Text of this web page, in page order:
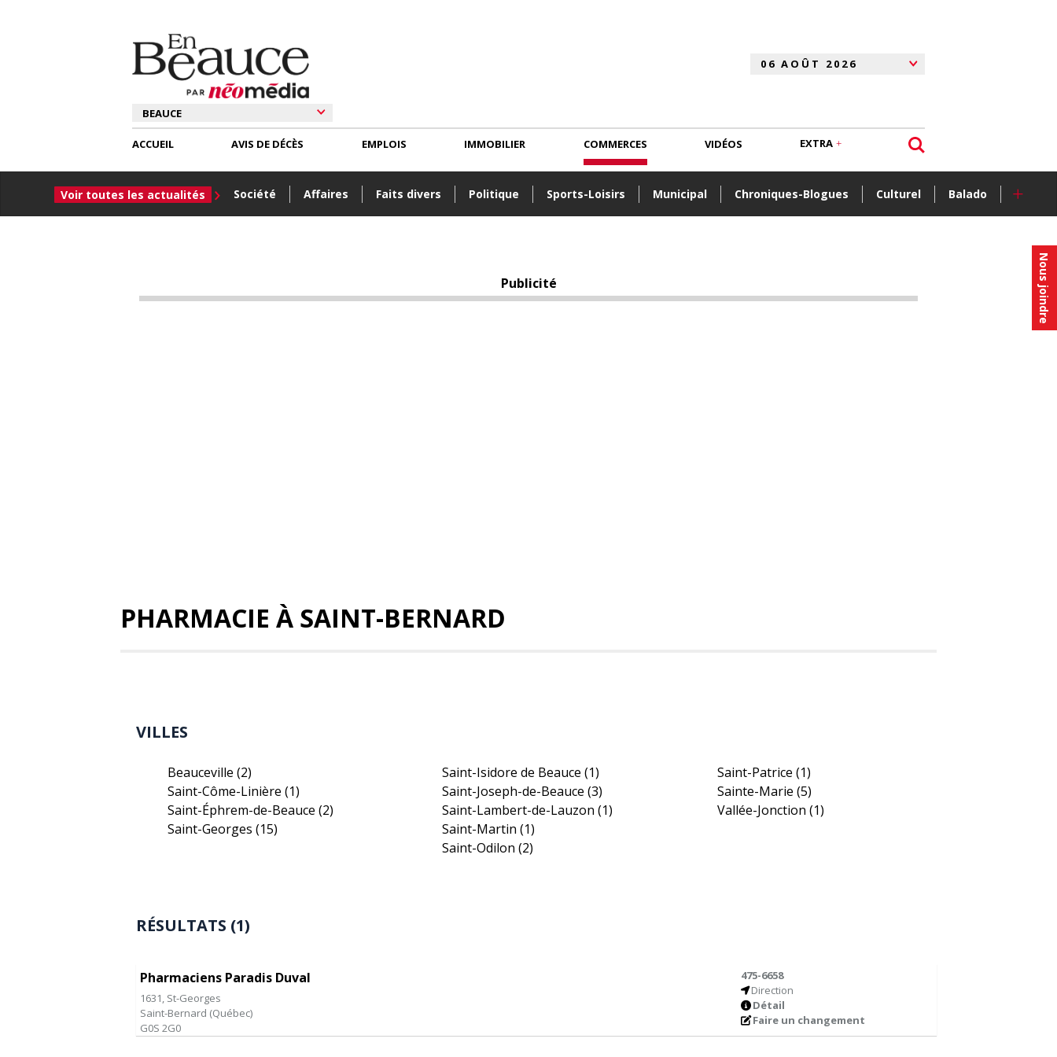
Nous joindre
ACCUEIL
Voir toutes les actualités Société Affaires Faits divers Politique Sports-Loisirs Municipal Chroniques-Blogues Culturel Balado +
AVIS DE DÉCÈS EMPLOIS IMMOBILIER COMMERCES VIDÉOS EXTRA
Publicité
PHARMACIE À SAINT-BERNARD
VILLES
Beauceville (2)
Saint-Côme-Linière (1)
Saint-Éphrem-de-Beauce (2)
Saint-Georges (15)
Saint-Isidore de Beauce(1)
Saint-Joseph-de-Beauce(3)
Saint-Lambert-de-Lauzon(1)
Saint-Martin(1)
Saint-Odilon(2)
Saint-Patrice (1)
Sainte-Marie (5)
Vallée-Jonction (1)
RÉSULTATS (1)
Pharmaciens Paradis Duval
1631, St-Georges
Saint-Bernard (Québec)
G0S 2G0
475-6658
Direction
Détail
Faire un changement